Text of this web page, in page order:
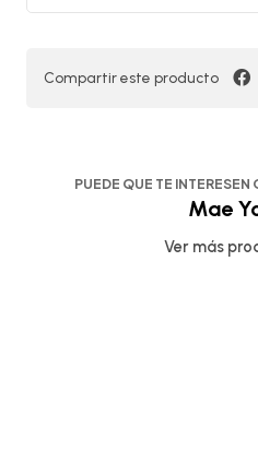
Compartir este producto
PUEDE QUE TE
Mae
Ver más